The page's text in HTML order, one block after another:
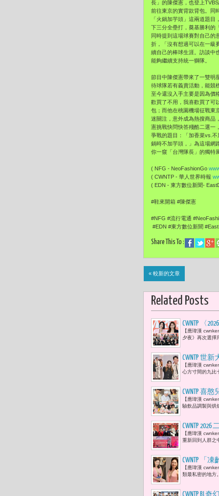
長」的陳傑憲，也登上
前往東京的實背款背包。同
「火鍋加芋頭」這兩道題
下三分全壘打，奠基勝利的
同時提到這場球賽對自己的
折，「沒有想過可以在一級
續自己的棒球生涯。訪談中
能夠繼續支持統一獅隊。
節目中陳傑憲帶來了一雙明
待球隊若有義賣活動，能競
至今還沒入手主要是因為價
歡買了不用，我喜歡買了可
包；而他在桃園機場征戰東
迷關注，意外成為熱搜商品
憲挑戰快問快答殘酷二選一
爭戰的題目：「加香菜vs.
鍋時不加芋頭，」為這場網
你一窺「台灣隊長」的獨特
( NFG - NeoFashionGo
( CWNTP - 華人世界時報
( EDN - 東方數位新聞-
#鞋來開箱 #陳傑憲
#NFG #流行電通
#EDN #東方數位新聞
Share This To :
« 較新的文章
Related Posts
CWNTP 〈
藝人 47位
【應瑋漢
夕夜》再次選擇
CWNTP 世
1. 采子：
【應瑋漢
心方寸間的九比
CWNTP 喜
級 慘敗大
【應瑋漢
驗飲品調製與烘
CWNTP
歌手熱力
【應瑋漢
重新回到人群之
CWNTP 「
革命，
【應瑋漢
類最私密的地方
CWNTP